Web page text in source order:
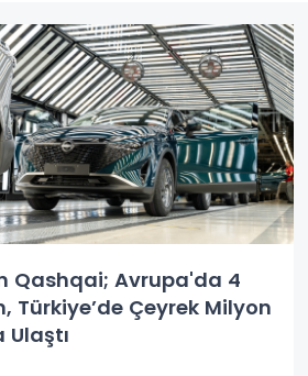
Qashqai; Avrupa'da 4
Çeyrek Milyon
Ulaştı